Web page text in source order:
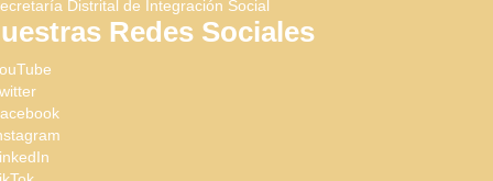
Distrital de Integración Social
Redes Sociales